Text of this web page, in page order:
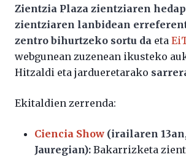
Zientzia Plaza zientziaren
zientziaren lanbidean
zentro bihurtzeko sortu da eta
webgunean zuzenean ikusteko
Hitzaldi eta jardueretarako
Ekitaldien zerrenda:
Ciencia Show (irailaren
Jauregian): Bakarrizketa